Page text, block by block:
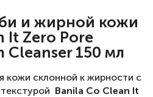
и жирной кожи
It Zero Pore
Cleanser 150 мл
кожи склонной к жирности с
Banila Co Clean It